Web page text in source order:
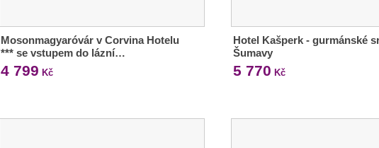
Mosonmagyaróvár v Corvina Hotelu
*** se vstupem do lázní…
4 799 Kč
Hotel Kašperk - gurmánské
Šumavy
5 770 Kč